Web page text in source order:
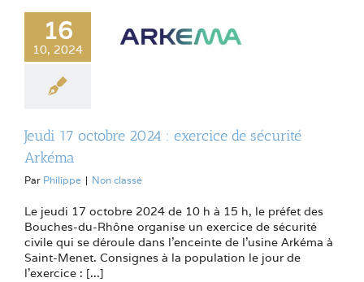
16
10, 2024
Jeudi 17 octobre 2024 : exercice de sécurité
Arkéma
Par Philippe | Non classé
Le jeudi 17 octobre 2024 de 10 h à 15 h, le préfet des
Bouches-du-Rhône organise un exercice de sécurité
civile qui se déroule dans l’enceinte de l’usine Arkéma à
Saint-Menet. Consignes à la population le jour de
l’exercice : [...]